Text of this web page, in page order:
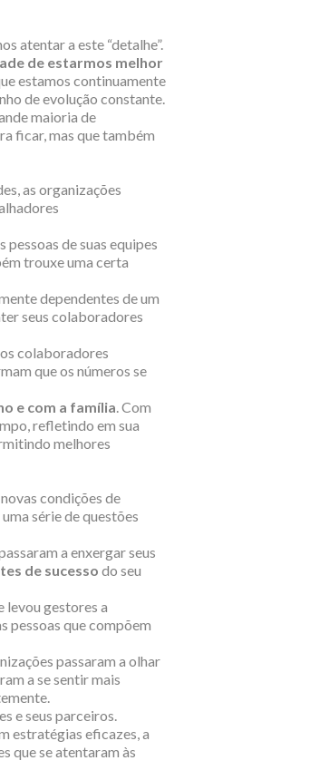
atentar a este “detalhe”.
de estarmos melhor
estamos continuamente
de evolução constante.
maioria de
ficar, mas que também
as organizações
de suas equipes
trouxe uma certa
dependentes de um
seus colaboradores
colaboradores
que os números se
e com a família. Com
refletindo em sua
melhores
condições de
série de questões
a enxergar seus
de sucesso do seu
levou gestores a
pessoas que compõem
passaram a olhar
a se sentir mais
e seus parceiros.
estratégias eficazes, a
que se atentaram às